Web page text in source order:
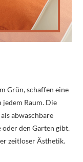
Grün, schaffen eine
Raum. Die
abwaschbare
den Garten gibt.
zeitloser Ästhetik.